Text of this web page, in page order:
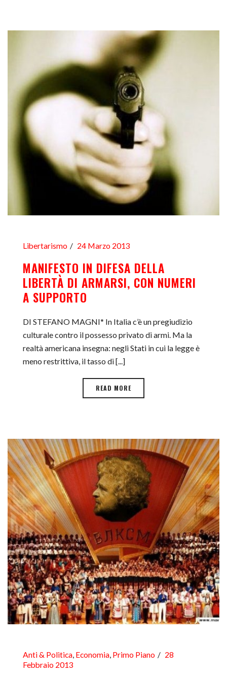
Libertarismo 24 Marzo 2013
MANIFESTO IN DIFESA DELLA
LIBERTÀ DI ARMARSI, CON NUMERI
A SUPPORTO
DI STEFANO MAGNI* In Italia c’è un pregiudizio
culturale contro il possesso privato di armi. Ma la
realtà americana insegna: negli Stati in cui la legge è
meno restrittiva, il tasso di [...]
READ MORE
Anti & Politica, Economia, Primo Piano
28
Febbraio 2013